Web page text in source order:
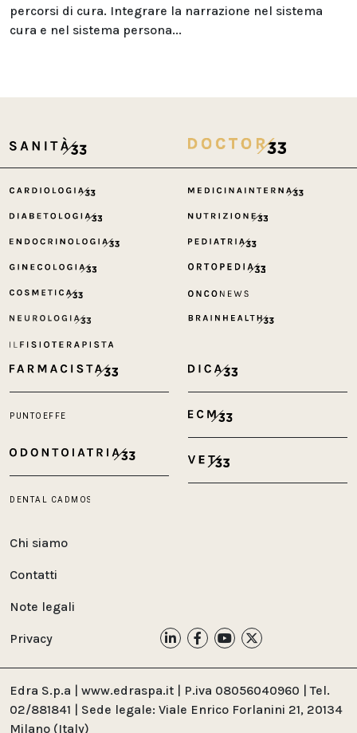
percorsi di cura. Integrare la narrazione nel sistema
cura e nel sistema persona...
Chi siamo
Contatti
Note legali
Privacy
Edra S.p.a | www.edraspa.it | P.iva 08056040960 | Tel.
02/881841 | Sede legale: Viale Enrico Forlanini 21, 20134
Milano (Italy)